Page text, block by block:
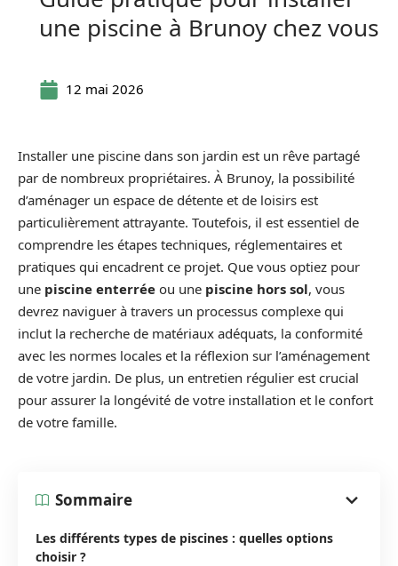
une piscine à Brunoy chez vous
12 mai 2026
Installer une piscine dans son jardin est un rêve partagé
par de nombreux propriétaires. À Brunoy, la possibilité
d’aménager un espace de détente et de loisirs est
particulièrement attrayante. Toutefois, il est essentiel de
comprendre les étapes techniques, réglementaires et
pratiques qui encadrent ce projet. Que vous optiez pour
une piscine enterrée ou une piscine hors sol, vous
devrez naviguer à travers un processus complexe qui
inclut la recherche de matériaux adéquats, la conformité
avec les normes locales et la réflexion sur l’aménagement
de votre jardin. De plus, un entretien régulier est crucial
pour assurer la longévité de votre installation et le confort
de votre famille.
Sommaire
Les différents types de piscines : quelles options
choisir ?